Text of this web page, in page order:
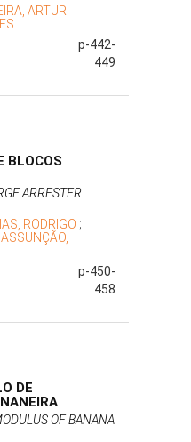
ARTUR
p-442-
449
BLOCOS
ARRESTER
RODRIGO ;
ASSUNÇÃO,
p-450-
458
DE
OF BANANA